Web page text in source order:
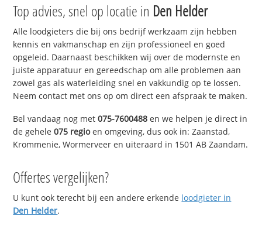
Top advies, snel op locatie in Den Helder
Alle loodgieters die bij ons bedrijf werkzaam zijn hebben
kennis en vakmanschap en zijn professioneel en goed
opgeleid. Daarnaast beschikken wij over de modernste en
juiste apparatuur en gereedschap om alle problemen aan
zowel gas als waterleiding snel en vakkundig op te lossen.
Neem contact met ons op om direct een afspraak te maken.
Bel vandaag nog met075-7600488 en we helpen je direct in
de gehele075 regioen omgeving, dus ook in: Zaanstad,
Krommenie, Wormerveer en uiteraard in 1501 AB Zaandam.
Offertes vergelijken?
U kunt ook terecht bij een andere erkende loodgieter in
Den Helder.